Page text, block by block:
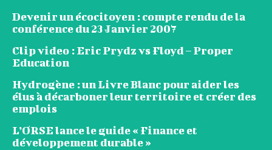
Devenir un écocitoyen : compte rendu de la
conférence du 23 Janvier 2007
Clip video : Eric Prydz vs Floyd – Proper
Education
Hydrogène : un Livre Blanc pour aider les
élus à décarboner leur territoire et créer des
emplois
L’ORSE lance le guide « Finance et
développement durable »